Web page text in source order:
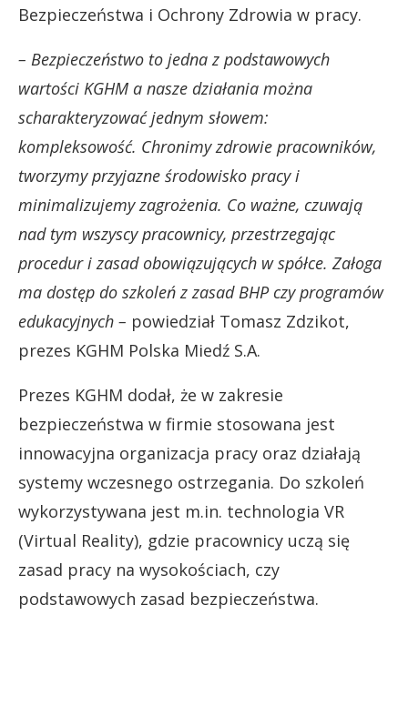
Bezpieczeństwa i Ochrony Zdrowia w pracy.
– Bezpieczeństwo to jedna z podstawowych
wartości KGHM a nasze działania można
scharakteryzować jednym słowem:
kompleksowość. Chronimy zdrowie pracowników,
tworzymy przyjazne środowisko pracy i
minimalizujemy zagrożenia. Co ważne, czuwają
nad tym wszyscy pracownicy, przestrzegając
procedur i zasad obowiązujących w spółce. Załoga
ma dostęp do szkoleń z zasad BHP czy programów
edukacyjnych – powiedział Tomasz Zdzikot,
prezes KGHM Polska Miedź S.A.
Prezes KGHM dodał, że w zakresie
bezpieczeństwa w firmie stosowana jest
innowacyjna organizacja pracy oraz działają
systemy wczesnego ostrzegania. Do szkoleń
wykorzystywana jest m.in. technologia VR
(Virtual Reality), gdzie pracownicy uczą się
zasad pracy na wysokościach, czy
podstawowych zasad bezpieczeństwa.